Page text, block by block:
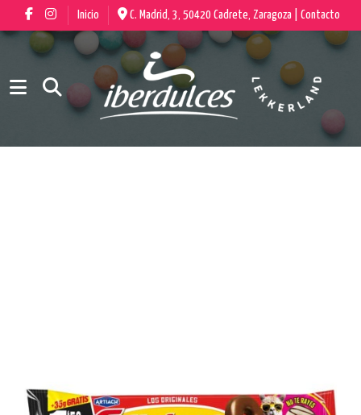
Inicio C. Madrid, 3, 50420 Cadrete, Zaragoza | Contacto